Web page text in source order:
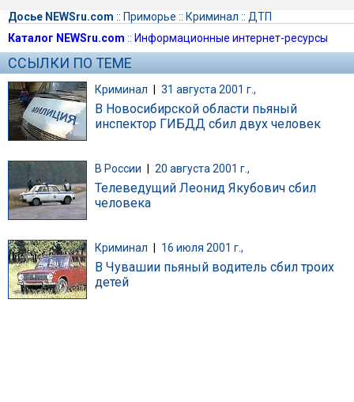
Досье NEWSru.com :: Приморье :: Криминал :: ДТП
Каталог NEWSru.com :: Информационные интернет-ресурсы
ССЫЛКИ ПО ТЕМЕ
Криминал | 31 августа 2001 г.,
В Новосибирской области пьяный
инспектор ГИБДД сбил двух человек
В России 20 августа 2001 г.,
Телеведущий Леонид Якубович сбил
человека
Криминал 16 июля 2001 г.,
В Чувашии пьяный водитель сбил троих
детей